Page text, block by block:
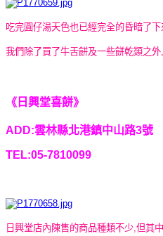
吃完圓仔湯天色也已經完全的昏暗了
我們除了買了牛舌餅及一些餅乾類之
《日興堂喜餅》
ADD:雲林縣北港鎮中山路3號
TEL:05-7810099
日興堂店內陳售的商品種類不少,但其